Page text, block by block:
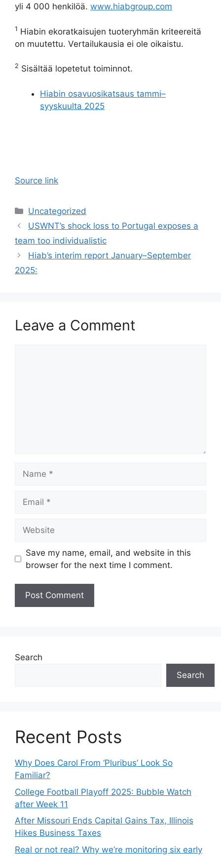
yli 4 000 henkilöä. www.hiabgroup.com
1 Hiabin ekoratkaisujen tuoteryhmän kriteereitä
on muutettu. Vertailukausia ei ole oikaistu.
2 Sisältää lopetetut toiminnot.
Hiabin osavuosikatsaus tammi–
syyskuulta 2025
Source link
Categories
Uncategorized
USWNT’s shock loss to Portugal exposes a
team too individualistic
Hiab’s interim report January–September
2025:
Leave a Comment
Save my name, email, and website in this
browser for the next time I comment.
Search
Search
Recent Posts
Why Does Carol From ‘Pluribus’ Look So
Familiar?
College Football Playoff 2025: Bubble Watch
after Week 11
After Missouri Ends Capital Gains Tax, Illinois
Hikes Business Taxes
Real or not real? Why we’re monitoring six early